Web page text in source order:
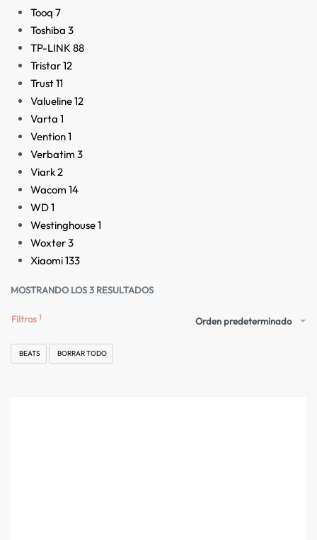
Tooq 7
Toshiba 3
TP-LINK 88
Tristar12
Trust11
Valueline12
Varta 1
Vention1
Verbatim 3
Viark2
Wacom 14
WD1
Westinghouse1
Woxter3
Xiaomi133
MOSTRANDO LOS 3 RESULTADOS
Orden predeterminado
Filtros
BEATS BORRAR TODO